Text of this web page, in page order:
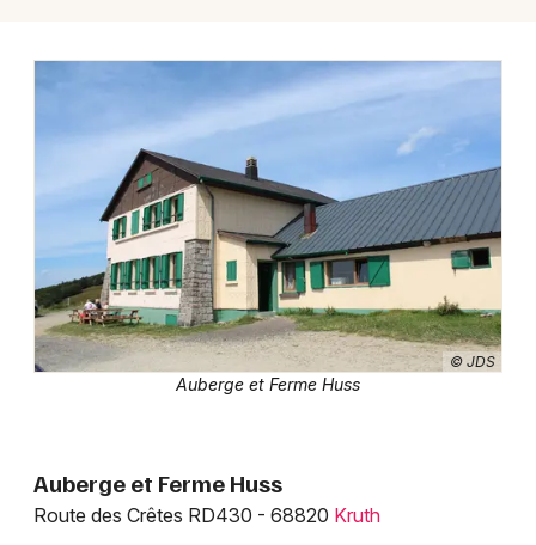
Jeux concours
Newsletter des sorties
Artistes en tournée
Actus dans le Haut-Rhin
Magazine dans le Haut-Rhin
Actus tourisme & loisirs
© JDS
Auberge et Ferme Huss
Auberge et Ferme Huss
Route des Crêtes RD430 - 68820 Kruth